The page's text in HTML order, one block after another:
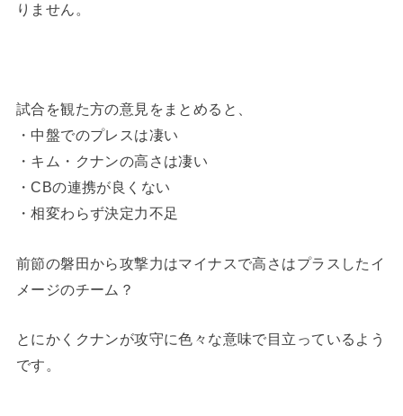
りません。
試合を観た方の意見をまとめると、
・中盤でのプレスは凄い
・キム・クナンの高さは凄い
・CBの連携が良くない
・相変わらず決定力不足
前節の磐田から攻撃力はマイナスで高さはプラスしたイ
メージのチーム？
とにかくクナンが攻守に色々な意味で目立っているよう
です。